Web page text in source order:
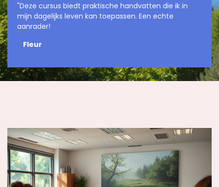
"Deze cursus biedt praktische handvatten die ik in
mijn dagelijks leven kan toepassen. Een echte
aanrader!
Fleur